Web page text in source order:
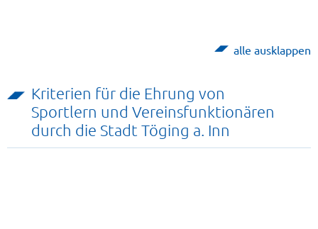
alle ausklappen
Kriterien für die Ehrung von
Sportlern und Vereinsfunktionären
durch die Stadt Töging a. Inn